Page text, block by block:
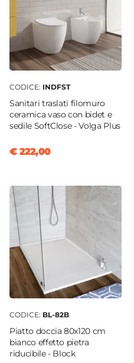
CODICE: INDFST
Sanitari traslati filomuro
ceramica vaso con bidet e
sedile SoftClose - Volga Plus
€ 222,00
CODICE: BL-82B
Piatto doccia 80x120 cm
bianco effetto pietra
riducibile - Block